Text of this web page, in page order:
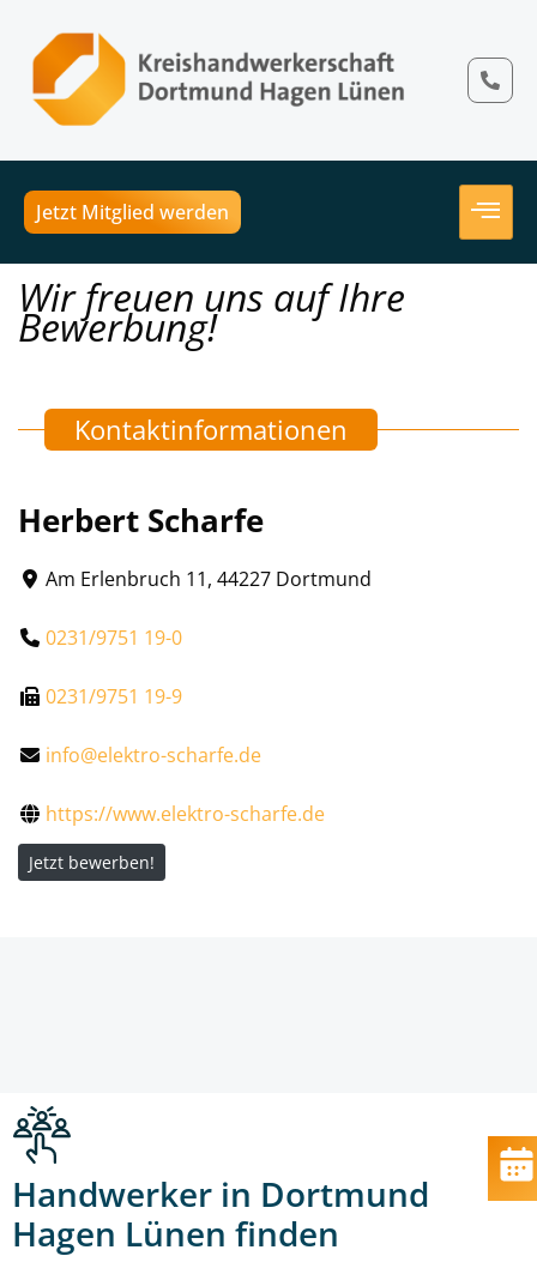
Jetzt Mitglied werden
Wir freuen uns auf Ihre
Bewerbung!
Kontaktinformationen
Herbert Scharfe
Am Erlenbruch 11, 44227 Dortmund
0231/9751 19-0
0231/9751 19-9
info@elektro-scharfe.de
https://www.elektro-scharfe.de
Jetzt bewerben!
Handwerker in Dortmund
Hagen Lünen finden